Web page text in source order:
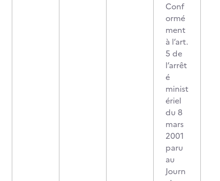
Conf
ormé
ment
à l’art.
5 de
l’arrêt
é
minist
ériel
du 8
mars
2001
paru
au
Journ